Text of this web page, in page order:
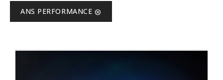
ANS PERFORMANCE cancel